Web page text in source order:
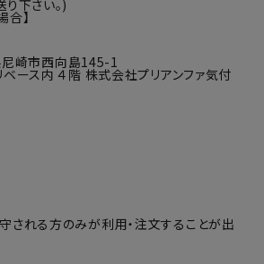
下さい。)
合】
崎市西向島145-1
ース内 ４階 株式会社プリアンファ気付
される方のみが利用・注文することが出